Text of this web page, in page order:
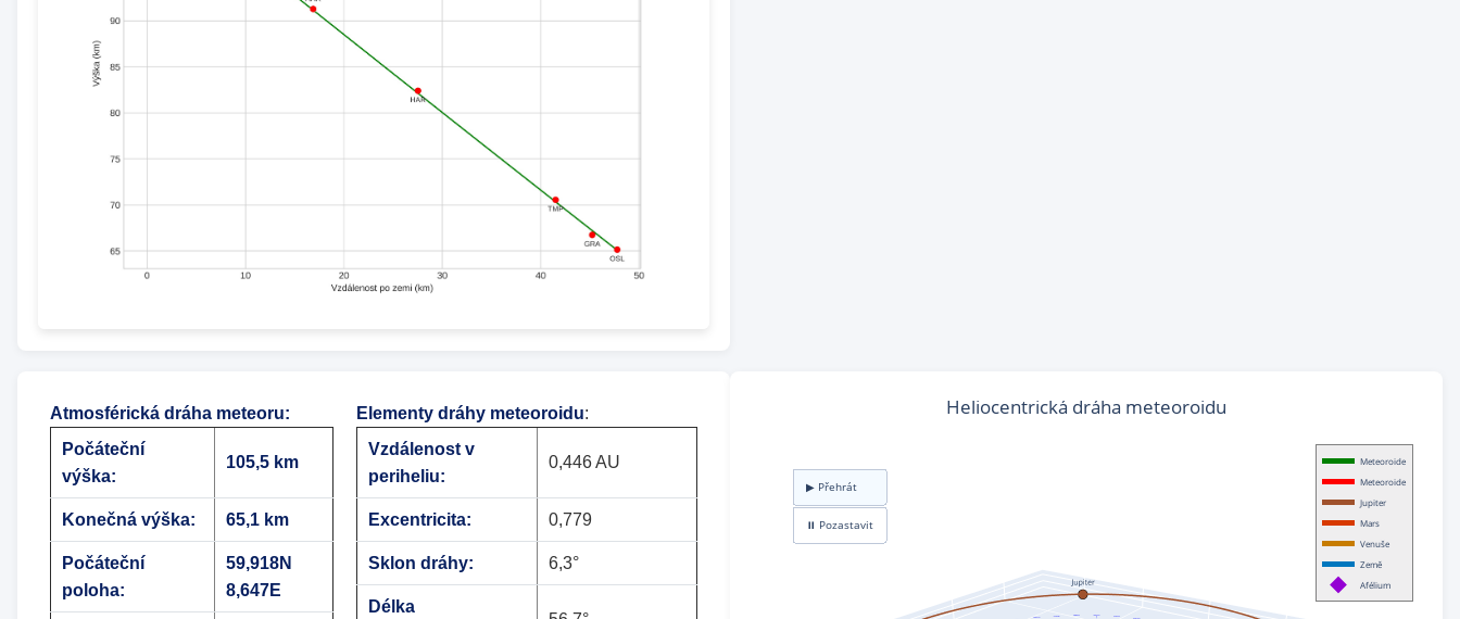
Atmosférická dráha meteoru:
Počáteční
výška:
105,5 km
Konečná výška: 65,1 km
Počáteční
poloha:
59,918N
8,647E
Elementy dráhy meteoroidu:
Vzdálenost v
periheliu:
0,446 AU
Excentricita: 0,779
Sklon dráhy: 6,3°
Délka